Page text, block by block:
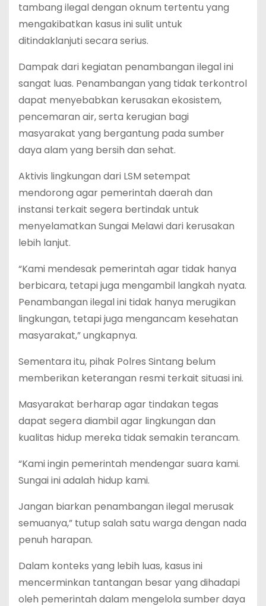
tambang ilegal dengan oknum tertentu yang
mengakibatkan kasus ini sulit untuk
ditindaklanjuti secara serius.
Dampak dari kegiatan penambangan ilegal ini
sangat luas. Penambangan yang tidak terkontrol
dapat menyebabkan kerusakan ekosistem,
pencemaran air, serta kerugian bagi
masyarakat yang bergantung pada sumber
daya alam yang bersih dan sehat.
Aktivis lingkungan dari LSM setempat
mendorong agar pemerintah daerah dan
instansi terkait segera bertindak untuk
menyelamatkan Sungai Melawi dari kerusakan
lebih lanjut.
“Kami mendesak pemerintah agar tidak hanya
berbicara, tetapi juga mengambil langkah nyata.
Penambangan ilegal ini tidak hanya merugikan
lingkungan, tetapi juga mengancam kesehatan
masyarakat,” ungkapnya.
Sementara itu, pihak Polres Sintang belum
memberikan keterangan resmi terkait situasi ini.
Masyarakat berharap agar tindakan tegas
dapat segera diambil agar lingkungan dan
kualitas hidup mereka tidak semakin terancam.
“Kami ingin pemerintah mendengar suara kami.
Sungai ini adalah hidup kami.
Jangan biarkan penambangan ilegal merusak
semuanya,” tutup salah satu warga dengan nada
penuh harapan.
Dalam konteks yang lebih luas, kasus ini
mencerminkan tantangan besar yang dihadapi
oleh pemerintah dalam mengelola sumber daya